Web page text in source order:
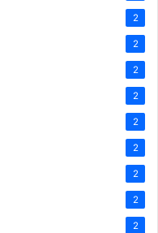
2
2
2
2
2
2
2
2
2